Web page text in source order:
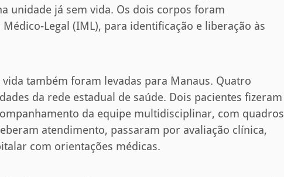
unidade já sem vida. Os dois corpos foram
Legal (IML), para identificação e liberação às
também foram levadas para Manaus. Quatro
da rede estadual de saúde. Dois pacientes fizeram
da equipe multidisciplinar, com quadros
atendimento, passaram por avaliação clínica,
com orientações médicas.